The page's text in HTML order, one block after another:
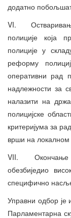
додатно
VI.
полиције која
полиције у
реформу
оперативни рад
надлежности за
налазити на
полицијске
критеријума за
врши на локалном
VII. Окончање
обезбиједио
специфично
Управни одбор је
Парламентарна